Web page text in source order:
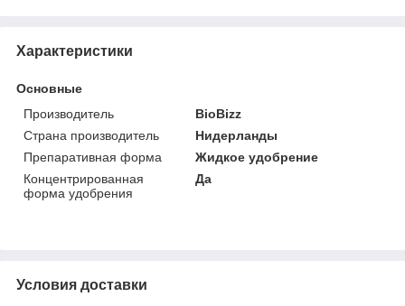
Характеристики
Основные
Производитель
BioBizz
Страна производитель
Нидерланды
Препаративная форма
Жидкое удобрение
Концентрированная
форма удобрения
Да
Условия доставки